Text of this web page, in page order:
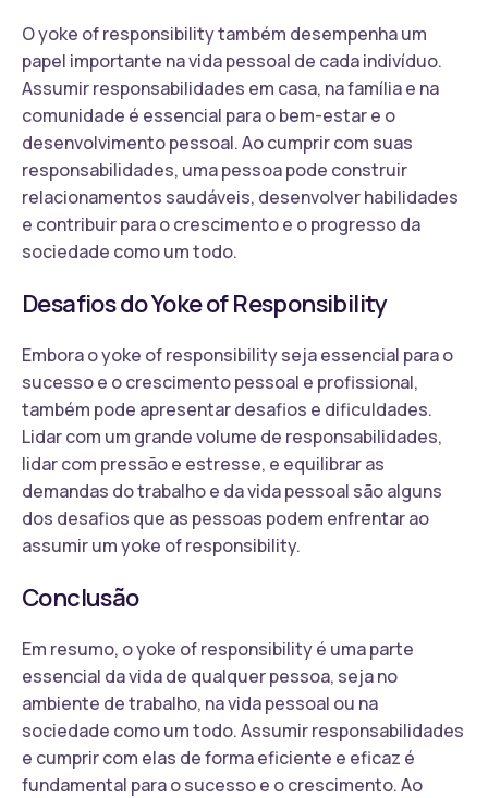
O yoke of responsibility também desempenha um
papel importante na vida pessoal de cada indivíduo.
Assumir responsabilidades em casa, na família e na
comunidade é essencial para o bem-estar e o
desenvolvimento pessoal. Ao cumprir com suas
responsabilidades, uma pessoa pode construir
relacionamentos saudáveis, desenvolver habilidades
e contribuir para o crescimento e o progresso da
sociedade como um todo.
Desafios do Yoke of Responsibility
Embora o yoke of responsibility seja essencial para o
sucesso e o crescimento pessoal e profissional,
também pode apresentar desafios e dificuldades.
Lidar com um grande volume de responsabilidades,
lidar com pressão e estresse, e equilibrar as
demandas do trabalho e da vida pessoal são alguns
dos desafios que as pessoas podem enfrentar ao
assumir um yoke of responsibility.
Conclusão
Em resumo, o yoke of responsibility é uma parte
essencial da vida de qualquer pessoa, seja no
ambiente de trabalho, na vida pessoal ou na
sociedade como um todo. Assumir responsabilidades
e cumprir com elas de forma eficiente e eficaz é
fundamental para o sucesso e o crescimento. Ao